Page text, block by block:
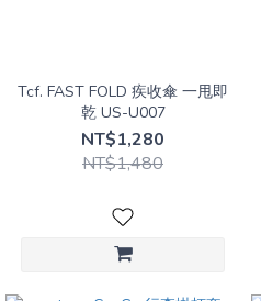
Tcf. FAST FOLD 疾收傘 一甩即
乾 US-U007
NT$1,280
NT$1,480